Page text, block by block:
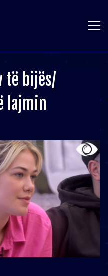
të bijës/
lajmin